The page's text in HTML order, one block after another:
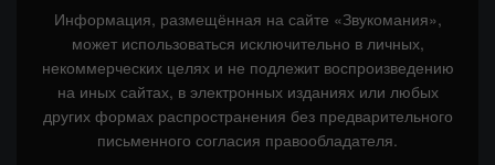
Информация, размещённая на сайте «Звукомания»,
может использоваться исключительно в личных,
некоммерческих целях и не подлежит воспроизведению
на иных сайтах, в электронных изданиях или любых
других формах распространения без предварительного
письменного согласия правообладателя.